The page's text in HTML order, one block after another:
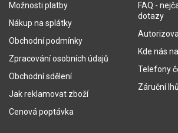
Možnosti platby
Nákup na splátky
Obchodní podmínky
Zpracování osobních údajů
Obchodní sdělení
Jak reklamovat zboží
Cenová poptávka
FAQ -
dotazy
Kde nás
Telefony
Záruční